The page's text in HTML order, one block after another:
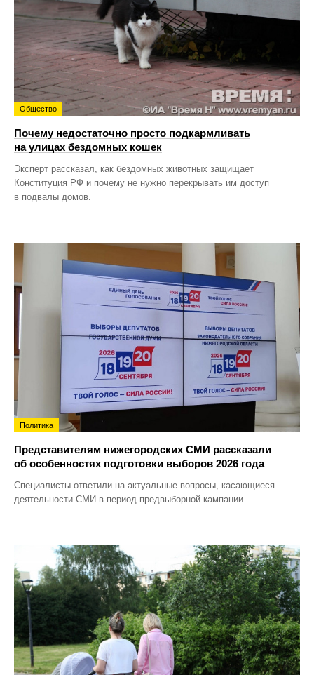
Общество
Почему недостаточно просто подкармливать
на улицах бездомных кошек
Эксперт рассказал, как бездомных животных защищает
Конституция РФ и почему не нужно перекрывать им доступ
в подвалы домов.
Политика
Представителям нижегородских СМИ рассказали
об особенностях подготовки выборов 2026 года
Специалисты ответили на актуальные вопросы, касающиеся
деятельности СМИ в период предвыборной кампании.